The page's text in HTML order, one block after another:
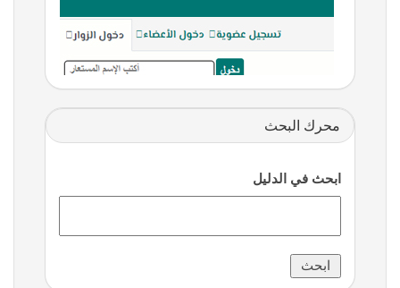
محرك البحث
ابحث في الدليل